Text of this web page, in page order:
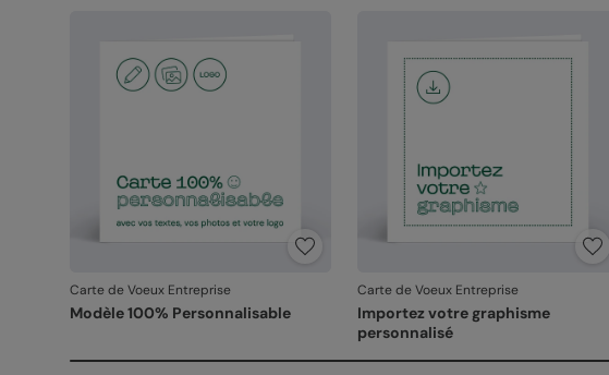
Carte de Voeux Entreprise
Modèle 100% Personnalisable
Carte de Voeux Entreprise
Importez votre graphisme
personnalisé